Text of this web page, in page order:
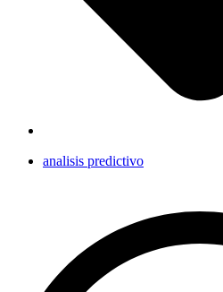
analisis predictivo